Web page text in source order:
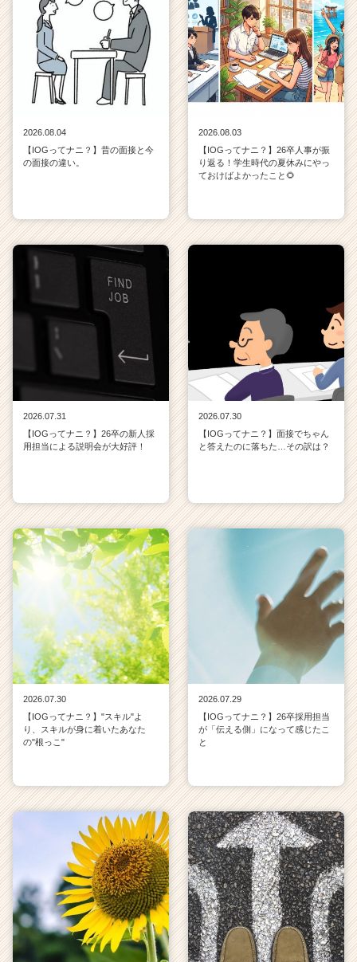
2026.08.04
【IOGってナニ？】昔の面接と今
の面接の違い。
2026.08.03
【IOGってナニ？】26卒人事が振
り返る！学生時代の夏休みにやっ
ておけばよかったこと🌻
2026.07.31
【IOGってナニ？】26卒の新人採
用担当による説明会が大好評！
2026.07.30
【IOGってナニ？】面接でちゃん
と答えたのに落ちた…その訳は？
2026.07.30
【IOGってナニ？】"スキル"よ
り、スキルが身に着いたあなた
の"根っこ"
2026.07.29
【IOGってナニ？】26卒採用担当
が「伝える側」になって感じたこ
と